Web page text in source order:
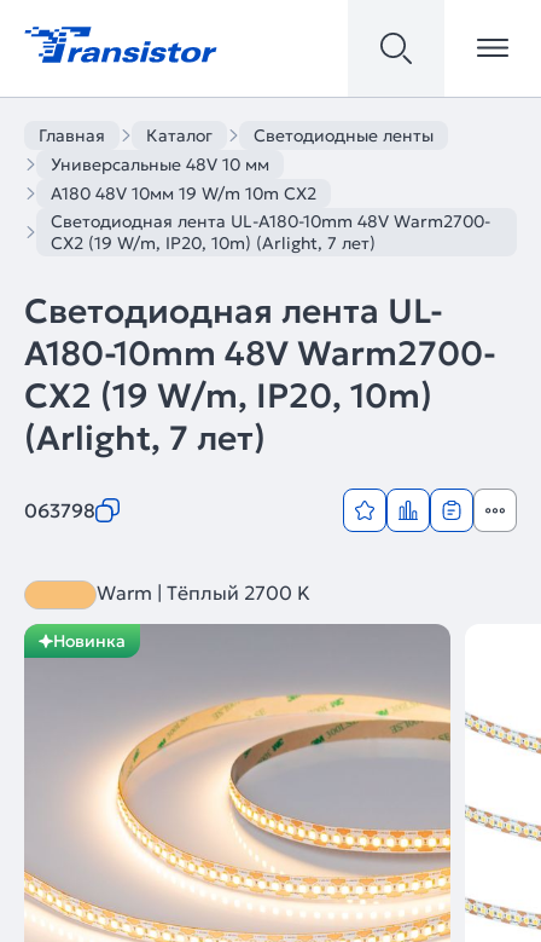
Главная Каталог
Светодиодные ленты
Универсальные 48V 10 мм
A180 48V 10мм 19 W/m 10m CX2
Светодиодная лента UL-A180-10mm 48V Warm2700-
CX2 (19 W/m, IP20, 10m) (Arlight, 7 лет)
Светодиодная лента UL-
A180-10mm 48V Warm2700-
CX2 (19 W/m, IP20, 10m)
(Arlight, 7 лет)
063798
Warm | Тёплый 2700 K
Новинка